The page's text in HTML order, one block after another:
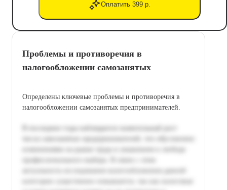
Оплатить 399 р.
Проблемы и противоречия в
налогообложении самозанятых
Определены ключевые проблемы и противоречия в
налогообложении самозанятых предпринимателей.